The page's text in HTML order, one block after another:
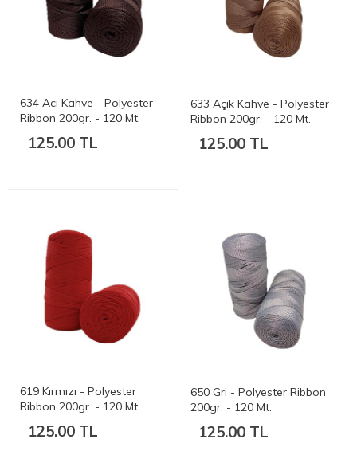
634 Acı Kahve - Polyester
Ribbon 200gr. - 120 Mt.
125.00 TL
633 Açık Kahve - Polyester
Ribbon 200gr. - 120 Mt.
125.00 TL
619 Kırmızı - Polyester
Ribbon 200gr. - 120 Mt.
125.00 TL
650 Gri - Polyester Ribbon
200gr. - 120 Mt.
125.00 TL